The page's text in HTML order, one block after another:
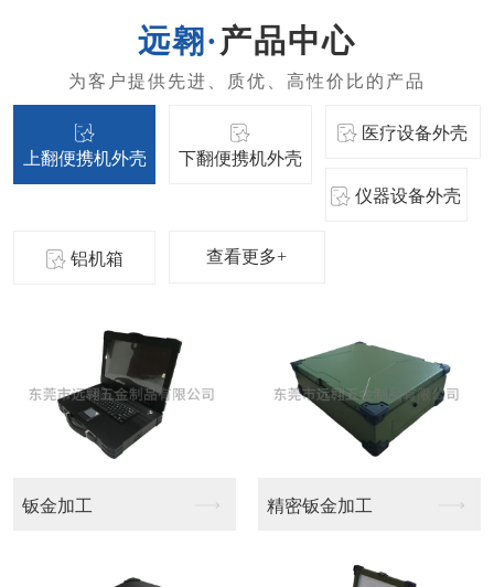
产品中心
上翻便携机外壳 下翻便携机外壳
医疗设备外壳
仪器设备外壳
铝机箱 查看更多+
精密钣金加工 大型CNC加工